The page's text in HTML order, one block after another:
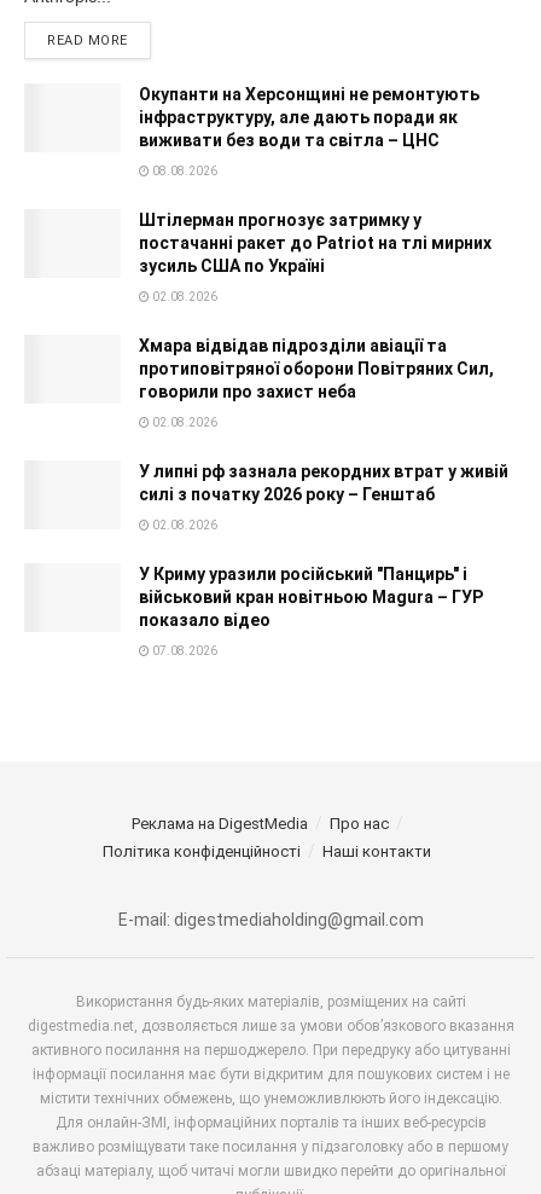
READ MORE
Окупанти на Херсонщині не ремонтують
інфраструктуру, але дають поради як
виживати без води та світла – ЦНС
08.08.2026
Штілерман прогнозує затримку у
постачанні ракет до Patriot на тлі мирних
зусиль США по Україні
02.08.2026
Хмара відвідав підрозділи авіації та
протиповітряної оборони Повітряних Сил,
говорили про захист неба
02.08.2026
У липні рф зазнала рекордних втрат у живій
силі з початку 2026 року – Генштаб
02.08.2026
У Криму уразили російський "Панцирь" і
військовий кран новітньою Magura – ГУР
показало відео
07.08.2026
Реклама на DigestMedia
Про нас
Політика конфіденційності
Наші контакти
E-mail: digestmediaholding@gmail.com
Використання будь-яких матеріалів, розміщених на сайті
digestmedia.net, дозволяється лише за умови обов’язкового вказання
активного посилання на першоджерело. При передруку або цитуванні
інформації посилання має бути відкритим для пошукових систем і не
містити технічних обмежень, що унеможливлюють його індексацію.
Для онлайн-ЗМІ, інформаційних порталів та інших веб-ресурсів
важливо розміщувати таке посилання у підзаголовку або в першому
абзаці матеріалу, щоб читачі могли швидко перейти до оригінальної